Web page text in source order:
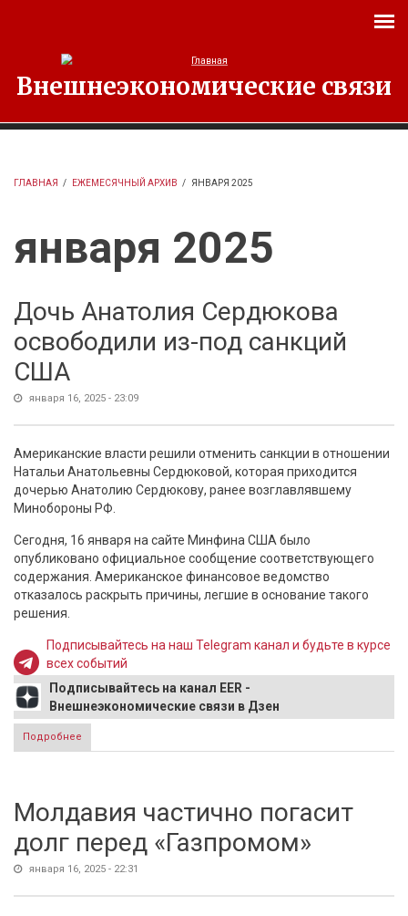
Внешнеэкономические связи
ГЛАВНАЯ / ЕЖЕМЕСЯЧНЫЙ АРХИВ / ЯНВАРЯ 2025
января 2025
Дочь Анатолия Сердюкова
освободили из-под санкций
США
января 16, 2025 - 23:09
Американские власти решили отменить санкции в отношении
Натальи Анатольевны Сердюковой, которая приходится
дочерью Анатолию Сердюкову, ранее возглавлявшему
Минобороны РФ.
Сегодня, 16 января на сайте Минфина США было
опубликовано официальное сообщение соответствующего
содержания. Американское финансовое ведомство
отказалось раскрыть причины, легшие в основание такого
решения.
Подписывайтесь на наш Telegram канал и будьте в курсе
всех событий
Подписывайтесь на канал EER -
Внешнеэкономические связи в Дзен
Подробнее
США
Молдавия частично погасит
долг перед «Газпромом»
января 16, 2025 - 22:31